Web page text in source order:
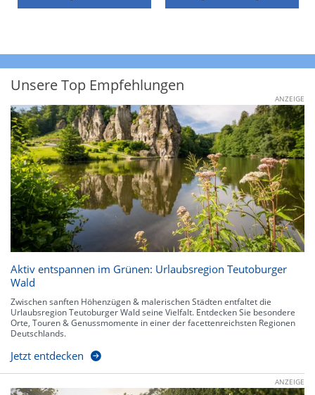
Unsere Top Empfehlungen
ANZEIGE
Aktiv entspannen im Grünen: Urlaubsregion Teutoburger
Wald
Zwischen sanften Höhenzügen & malerischen Städten entfaltet die
Urlaubsregion Teutoburger Wald seine Vielfalt. Entdecken Sie besondere
Orte, Touren & Genussmomente in einer der facettenreichsten Regionen
Deutschlands.
Jetzt entdecken
ANZEIGE